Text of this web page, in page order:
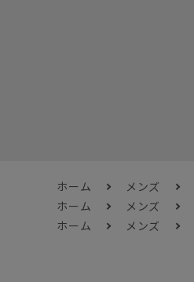
ホーム メンズ
ホーム
メンズ
ホーム
メンズ